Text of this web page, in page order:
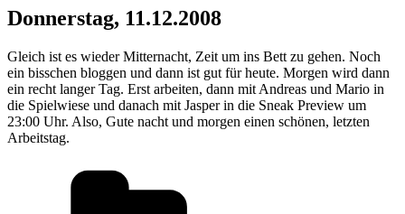
Donnerstag, 11.12.2008
Gleich ist es wieder Mitternacht, Zeit um ins Bett zu gehen. Noch
ein bisschen bloggen und dann ist gut für heute. Morgen wird dann
ein recht langer Tag. Erst arbeiten, dann mit Andreas und Mario in
die Spielwiese und danach mit Jasper in die Sneak Preview um
23:00 Uhr. Also, Gute nacht und morgen einen schönen, letzten
Arbeitstag.